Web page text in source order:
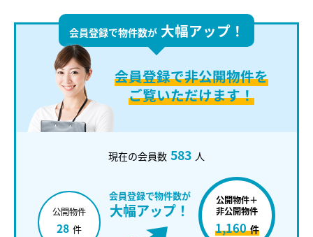
会員登録で物件数が 大幅アップ！
会員登録で非公開物件を
ご覧いただけます！
現在の会員数 583 人
会員登録で物件数が
大幅アップ！
公開物件
28 件
公開物件＋
非公開物件
1,160 件